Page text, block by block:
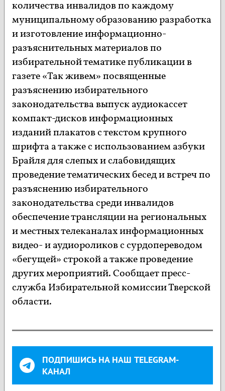
количества инвалидов по каждому
муниципальному образованию разработка
и изготовление информационно-
разъяснительных материалов по
избирательной тематике публикации в
газете «Так живем» посвященные
разъяснению избирательного
законодательства выпуск аудиокассет
компакт-дисков информационных
изданий плакатов с текстом крупного
шрифта а также с использованием азбуки
Брайля для слепых и слабовидящих
проведение тематических бесед и встреч по
разъяснению избирательного
законодательства среди инвалидов
обеспечение трансляции на региональных
и местных телеканалах информационных
видео- и аудиороликов с сурдопереводом
«бегущей» строкой а также проведение
других мероприятий. Сообщает пресс-
служба Избирательной комиссии Тверской
области.
ПОДПИШИСЬ НА НАШ TELEGRAM-
КАНАЛ